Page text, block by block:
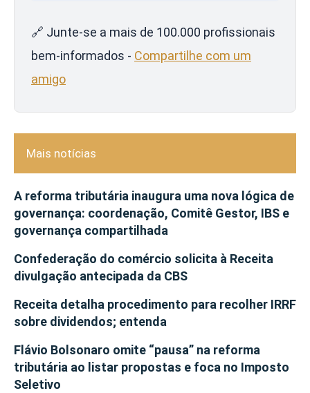
🔗 Junte-se a mais de 100.000 profissionais
bem-informados - Compartilhe com um
amigo
Mais notícias
A reforma tributária inaugura uma nova lógica de
governança: coordenação, Comitê Gestor, IBS e
governança compartilhada
Confederação do comércio solicita à Receita
divulgação antecipada da CBS
Receita detalha procedimento para recolher IRRF
sobre dividendos; entenda
Flávio Bolsonaro omite “pausa” na reforma
tributária ao listar propostas e foca no Imposto
Seletivo